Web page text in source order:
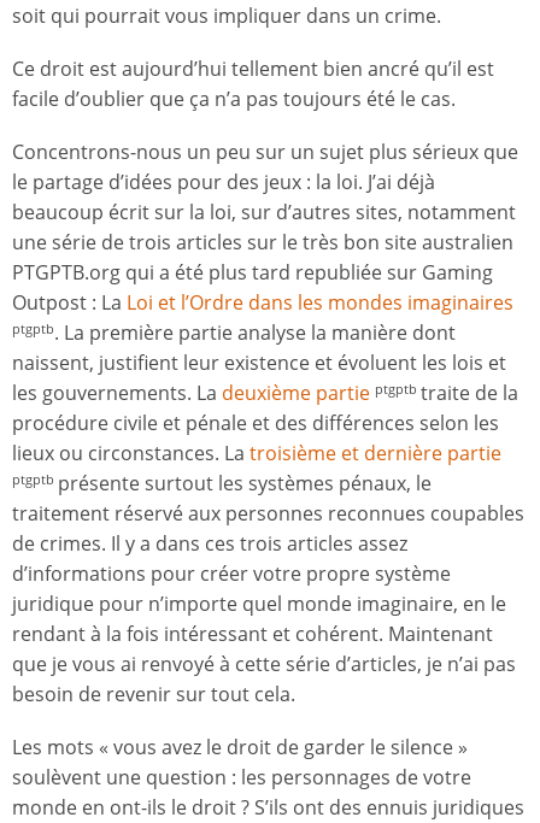
soit qui pourrait vous impliquer dans un crime.
Ce droit est aujourd’hui tellement bien ancré qu’il est
facile d’oublier que ça n’a pas toujours été le cas.
Concentrons-nous un peu sur un sujet plus sérieux que
le partage d’idées pour des jeux : la loi. J’ai déjà
beaucoup écrit sur la loi, sur d’autres sites, notamment
une série de trois articles sur le très bon site australien
PTGPTB.org qui a été plus tard republiée sur Gaming
Outpost : La Loi et l’Ordre dans les mondes imaginaires
ptgptb. La première partie analyse la manière dont
naissent, justifient leur existence et évoluent les lois et
les gouvernements. La deuxième partie ptgptb traite de la
procédure civile et pénale et des différences selon les
lieux ou circonstances. La troisième et dernière partie
ptgptb présente surtout les systèmes pénaux, le
traitement réservé aux personnes reconnues coupables
de crimes. Il y a dans ces trois articles assez
d’informations pour créer votre propre système
juridique pour n’importe quel monde imaginaire, en le
rendant à la fois intéressant et cohérent. Maintenant
que je vous ai renvoyé à cette série d’articles, je n’ai pas
besoin de revenir sur tout cela.
Les mots « vous avez le droit de garder le silence »
soulèvent une question : les personnages de votre
monde en ont-ils le droit ? S’ils ont des ennuis juridiques